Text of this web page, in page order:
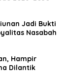
Jadi Bukti
Nasabah
Hampir
Dilantik